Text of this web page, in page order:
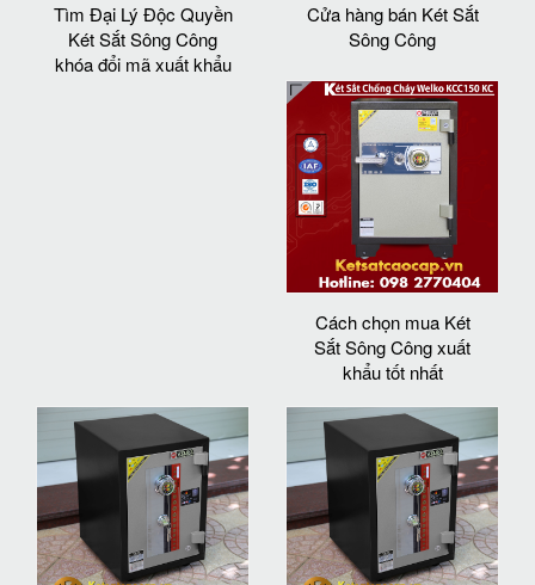
Tìm Đại Lý Độc Quyền
Két Sắt Sông Công
khóa đổi mã xuất khẩu
Cửa hàng bán Két Sắt
Sông Công
Cách chọn mua Két
Sắt Sông Công xuất
khẩu tốt nhất